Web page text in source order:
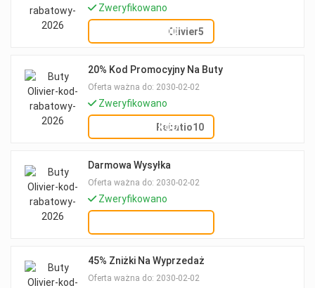
Zweryfikowano
POKAŻ KODOlivier5
20% Kod Promocyjny Na Buty
Oferta ważna do: 2030-02-02
Zweryfikowano
POKAŻ KODRabatio10
Darmowa Wysyłka
Oferta ważna do: 2030-02-02
Zweryfikowano
45% Zniżki Na Wyprzedaż
Oferta ważna do: 2030-02-02